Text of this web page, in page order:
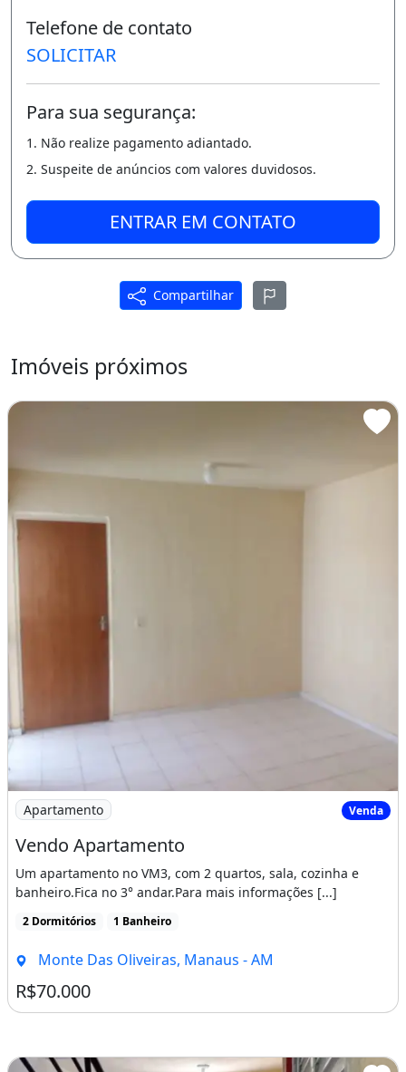
Telefone de contato
SOLICITAR
Para sua segurança:
1. Não realize pagamento adiantado.
2. Suspeite de anúncios com valores duvidosos.
ENTRAR EM CONTATO
Compartilhar
Imóveis próximos
Imagem: Vendo Apartamento
Apartamento Venda
Vendo Apartamento
Um apartamento no VM3, com 2 quartos, sala, cozinha e
banheiro.Fica no 3° andar.Para mais informações [...]
2 Dormitórios 1 Banheiro
Monte Das Oliveiras, Manaus - AM
R$70.000